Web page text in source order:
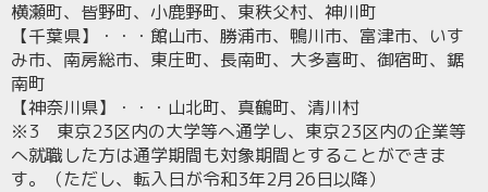
横瀬町、皆野町、小鹿野町、東秩父村、神川町
【千葉県】・・・館山市、勝浦市、鴨川市、富津市、いす
み市、南房総市、東庄町、長南町、大多喜町、御宿町、鋸
南町
【神奈川県】・・・山北町、真鶴町、清川村
※3 東京23区内の大学等へ通学し、東京23区内の企業等
へ就職した方は通学期間も対象期間とすることができま
す。（ただし、転入日が令和3年2月26日以降）